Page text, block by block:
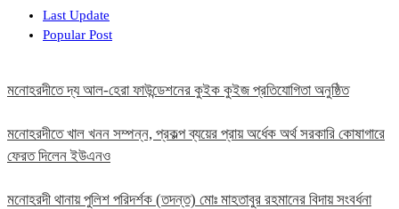
Last Update
Popular Post
মনোহরদীতে দ্য আল-হেরা ফাউন্ডেশনের কুইক কুইজ প্রতিযোগিতা অনুষ্ঠিত
মনোহরদীতে খাল খনন সম্পন্ন, প্রকল্প ব্যয়ের প্রায় অর্ধেক অর্থ সরকারি কোষাগারে
ফেরত দিলেন ইউএনও
মনোহরদী থানায় পুলিশ পরিদর্শক (তদন্ত) মোঃ মাহতাবুর রহমানের বিদায় সংবর্ধনা